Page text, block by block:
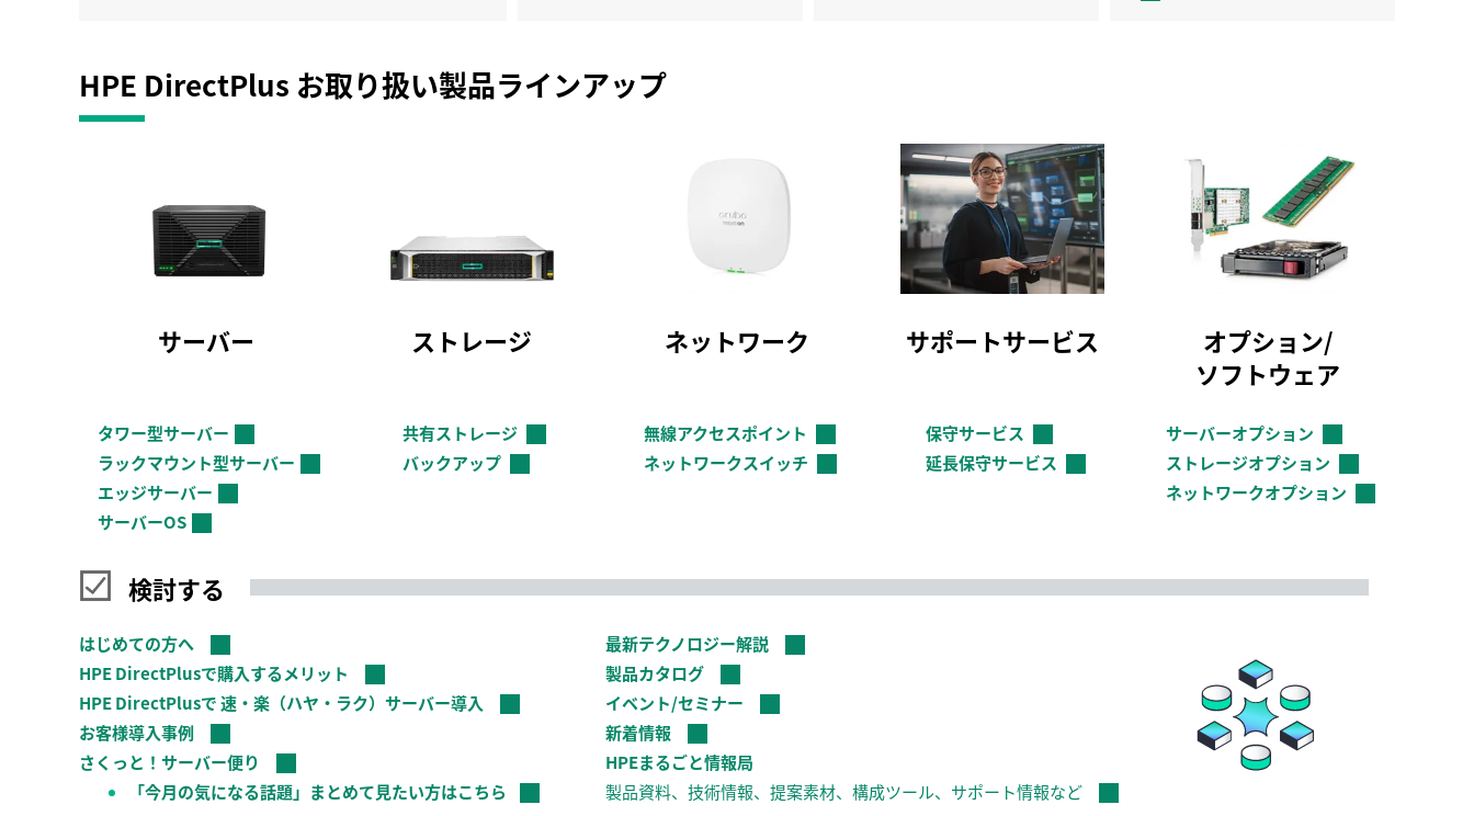
HPE DirectPlus お取り扱い製品ラインアップ
サーバー
タワー型サーバー
ラックマウント型サーバー
エッジサーバー
サーバーOS
ストレージ
共有ストレージ
バックアップ
ネットワーク
無線アクセスポイント
ネットワークスイッチ
サポートサービス
保守サービス
延長保守サービス
オプション/
ソフトウェア
サーバーオプション
ストレージオプション
ネットワークオプション
検討する
はじめての方へ
HPE DirectPlusで購入するメリット
HPE DirectPlusで 速・楽（ハヤ・ラク）サーバー導入
お客様導入事例
さくっと！サーバー便り
「今月の気になる話題」まとめて見たい方はこちら
最新テクノロジー解説
製品カタログ
イベント/セミナー
新着情報
HPEまるごと情報局
製品資料、技術情報、提案素材、構成ツール、サポート情報など